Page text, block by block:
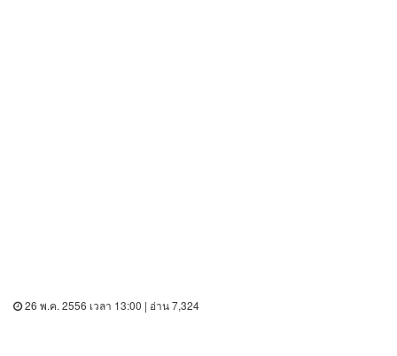
26 พ.ค. 2556 เวลา 13:00 | อ่าน 7,324